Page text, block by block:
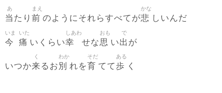
当
あ
たり 前
まえ
のようにそれらすべてが悲
かな
しいんだ
今
いま
痛
いた
いくらい幸
しあわ
せな思
おも
い出
で
が
いつか来
く
るお 別
わか
れを育
そだ
てて歩
ある
く